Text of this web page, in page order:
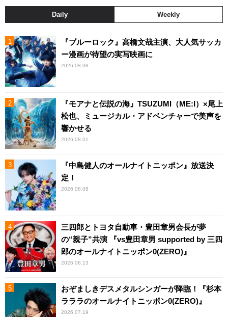
Daily Weekly
『ブルーロック』高橋文哉主演、大人気サッカ
ー漫画が待望の実写映画に
2026.08.08
『モアナと伝説の海』TSUZUMI（ME:I）×尾上
松也、ミュージカル・アドベンチャーで美声を
響かせる
2026.08.01
『中島健人のオールナイトニッポン』放送決
定！
2026.08.08
三四郎とトヨタ自動車・豊田章男会長が夢
の“親子”共演 『vs豊田章男 supported by 三四
郎のオールナイトニッポン0(ZERO)』
2026.06.13
おぞましきデスメタルシンガーが降臨！『杉本
ラララのオールナイトニッポン0(ZERO)』
2026.07.19